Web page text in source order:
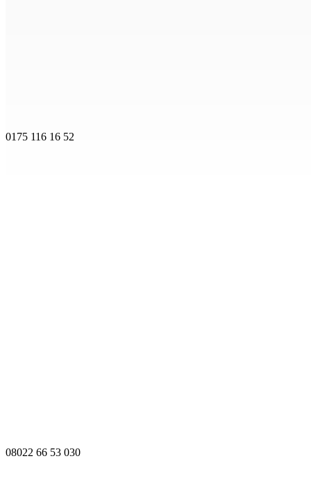
0175 116 16 52
08022 66 53 030